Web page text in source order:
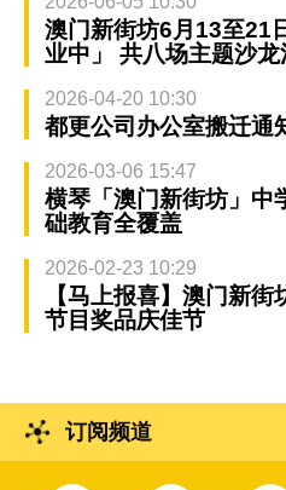
澳门新街坊6月13至21
业中」 共八场主题沙龙
2026-04-20 10:30
都更公司办公室搬迁通
2026-03-06 15:47
横琴「澳门新街坊」中
础教育全覆盖
2026-02-23 10:29
【马上报喜】澳门新
节目奖品庆佳节
订阅频道